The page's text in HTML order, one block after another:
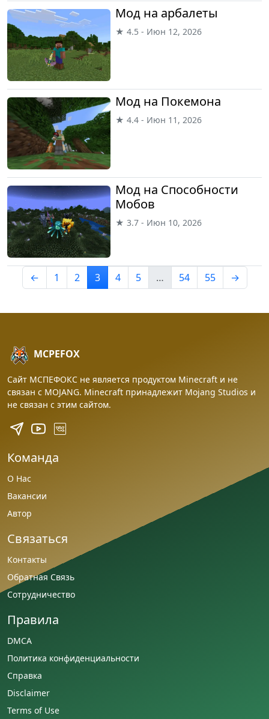
Мод на арбалеты
★ 4.5 - Июн 12, 2026
Мод на Покемона
★ 4.4 - Июн 11, 2026
Мод на Способности
Мобов
★ 3.7 - Июн 10, 2026
← 1 2 3 4 5 … 54 55 →
MCPEFOX
Сайт МСПЕФОКС не является продуктом Minecraft и не
связан с MOJANG. Minecraft принадлежит Mojang Studios и
не связан с этим сайтом.
Команда
О Нас
Вакансии
Автор
Связаться
Контакты
Обратная Связь
Сотрудничество
Правила
DMCA
Политика конфиденциальности
Справка
Disclaimer
Terms of Use